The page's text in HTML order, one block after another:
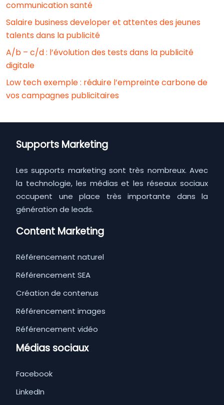
communication santé
Salaire business developer et attentes des jeunes
talents dans la publicité
A/b – c/d : l’évolution des tests dans la publicité
digitale
Low tech exemple : réduire l’empreinte carbone de
vos campagnes publicitaires
Supports Marketing
Les supports marketing sont très nombreux. Avec
la technologie, les médias et les réseaux sociaux
occupent une place très importante dans la
génération de leads.
Content Marketing
Référencement naturel
Référencement SEA
Création de contenus
Référencement images
Référencement vidéo
Médias sociaux
Facebook
LinkedIn